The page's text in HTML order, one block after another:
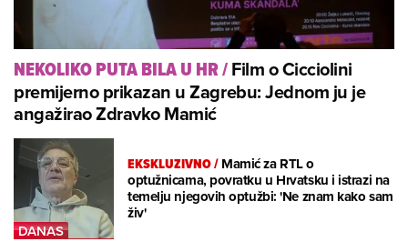
NEKOLIKO PUTA BILA U HR/Film o Cicciolini
premijerno prikazan u Zagrebu: Jednom ju je
angažirao Zdravko Mamić
EKSKLUZIVNO/Mamić za RTL o
optužnicama, povratku u Hrvatsku i istrazi na
temelju njegovih optužbi: 'Ne znam kako sam
živ'